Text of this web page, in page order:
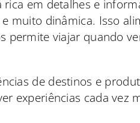
rica em detalhes e
muito dinâmica. Isso
permite viajar quando
de destinos e
experiências cada vez